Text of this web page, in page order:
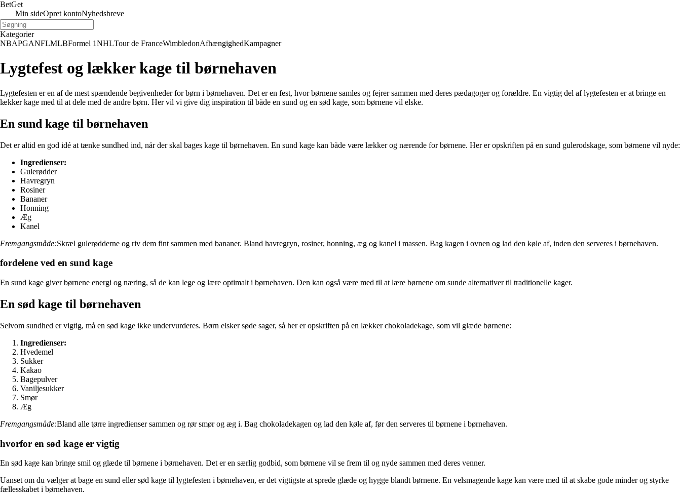
BetGet
Min sideOpret kontoNyhedsbreve
Kategorier
NBAPGANFLMLBFormel 1NHLTour de FranceWimbledonAfhængighedKampagner
Lygtefest og lækker kage til børnehaven
Lygtefesten er en af de mest spændende begivenheder for børn i børnehaven. Det er en fest, hvor børnene samles og fejrer sammen med deres pædagoger og forældre. En vigtig del af lygtefesten er at bringe en
lækker kage med til at dele med de andre børn. Her vil vi give dig inspiration til både en sund og en sød kage, som børnene vil elske.
En sund kage til børnehaven
Det er altid en god idé at tænke sundhed ind, når der skal bages kage til børnehaven. En sund kage kan både være lækker og nærende for børnene. Her er opskriften på en sund gulerodskage, som børnene vil nyde:
Ingredienser:
Gulerødder
Havregryn
Rosiner
Bananer
Honning
Æg
Kanel
Fremgangsmåde:Skræl gulerødderne og riv dem fint sammen med bananer. Bland havregryn, rosiner, honning, æg og kanel i massen. Bag kagen i ovnen og lad den køle af, inden den serveres i børnehaven.
fordelene ved en sund kage
En sund kage giver børnene energi og næring, så de kan lege og lære optimalt i børnehaven. Den kan også være med til at lære børnene om sunde alternativer til traditionelle kager.
En sød kage til børnehaven
Selvom sundhed er vigtig, må en sød kage ikke undervurderes. Børn elsker søde sager, så her er opskriften på en lækker chokoladekage, som vil glæde børnene:
Ingredienser:
Hvedemel
Sukker
Kakao
Bagepulver
Vaniljesukker
Smør
Æg
Fremgangsmåde:Bland alle tørre ingredienser sammen og rør smør og æg i. Bag chokoladekagen og lad den køle af, før den serveres til børnene i børnehaven.
hvorfor en sød kage er vigtig
En sød kage kan bringe smil og glæde til børnene i børnehaven. Det er en særlig godbid, som børnene vil se frem til og nyde sammen med deres venner.
Uanset om du vælger at bage en sund eller sød kage til lygtefesten i børnehaven, er det vigtigste at sprede glæde og hygge blandt børnene. En velsmagende kage kan være med til at skabe gode minder og styrke
fællesskabet i børnehaven.